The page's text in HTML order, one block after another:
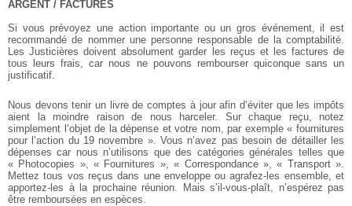
ARGENT / FACTURES
Si vous prévoyez une action importante ou un gros événement, il est
recommandé de nommer une personne responsable de la comptabilité.
Les Justicières doivent absolument garder les reçus et les factures de
tous leurs frais, car nous ne pouvons rembourser quiconque sans un
justificatif.
Nous devons tenir un livre de comptes à jour afin d’éviter que les impôts
aient la moindre raison de nous harceler. Sur chaque reçu, notez
simplement l’objet de la dépense et votre nom, par exemple « fournitures
pour l’action du 19 novembre ». Vous n’avez pas besoin de détailler les
dépenses car nous n’utilisons que des catégories générales telles que
« Photocopies », « Fournitures », « Correspondance », « Transport ».
Mettez tous vos reçus dans une enveloppe ou agrafez-les ensemble, et
apportez-les à la prochaine réunion. Mais s’il-vous-plaît, n’espérez pas
être remboursées en espèces.